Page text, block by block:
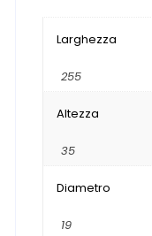
Larghezza
255
Altezza
35
Diametro
19